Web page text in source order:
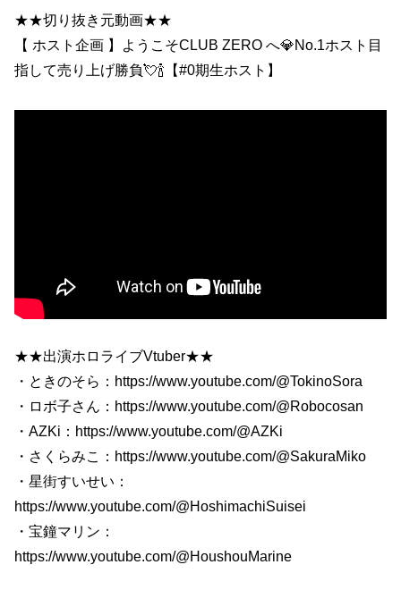
★★切り抜き元動画★★
【 ホスト企画 】ようこそCLUB ZERO へ💎No.1ホスト目
指して売り上げ勝負💘🍾【#0期生ホスト】
★★出演ホロライブVtuber★★
・ときのそら：https://www.youtube.com/@TokinoSora
・ロボ子さん：https://www.youtube.com/@Robocosan
・AZKi：https://www.youtube.com/@AZKi
・さくらみこ：https://www.youtube.com/@SakuraMiko
・星街すいせい：
https://www.youtube.com/@HoshimachiSuisei
・宝鐘マリン：
https://www.youtube.com/@HoushouMarine